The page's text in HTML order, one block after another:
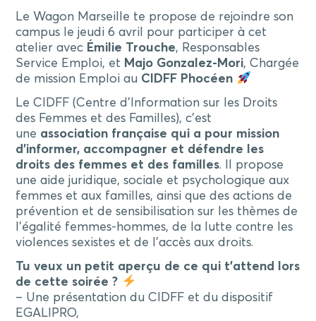
Le Wagon Marseille te propose de rejoindre son
campus le jeudi 6 avril pour participer à cet
atelier avec Émilie Trouche, Responsables
Service Emploi, et Majo Gonzalez-Mori, Chargée
de mission Emploi au CIDFF Phocéen
Le CIDFF (Centre d’Information sur les Droits
des Femmes et des Familles), c’est
une association française qui a pour mission
d’informer, accompagner et défendre les
droits des femmes et des familles. Il propose
une aide juridique, sociale et psychologique aux
femmes et aux familles, ainsi que des actions de
prévention et de sensibilisation sur les thèmes de
l’égalité femmes-hommes, de la lutte contre les
violences sexistes et de l’accès aux droits.
Tu veux un petit aperçu de ce qui t’attend lors
de cette soirée ?
– Une présentation du CIDFF et du dispositif
EGALIPRO,